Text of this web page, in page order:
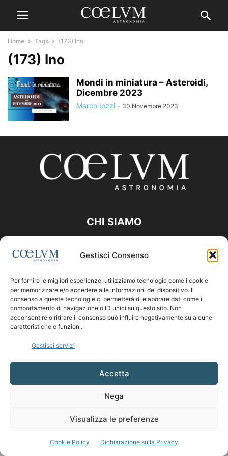
Gestisci Consenso
Per fornire le migliori esperienze, utilizziamo tecnologie come i cookie
per memorizzare e/o accedere alle informazioni del dispositivo. Il
consenso a queste tecnologie ci permetterà di elaborare dati come il
comportamento di navigazione o ID unici su questo sito. Non
acconsentire o ritirare il consenso può influire negativamente su alcune
caratteristiche e funzioni.
Gestisci servizi
Accetta
Nega
Visualizza le preferenze
Cookie Policy Dichiarazione sulla Privacy
Home Tags (173) Ino
(173) Ino
Mondi in miniatura – Asteroidi,
Dicembre 2023
Marco Iozzi - 30 Novembre 2023
CHI SIAMO
Contattaci:coelumastro@coelum.com
SEGUICI